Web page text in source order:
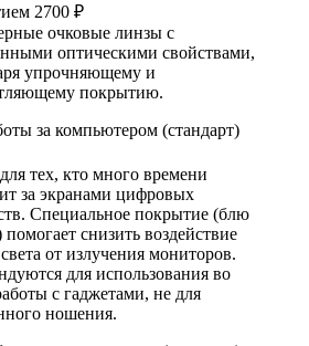
2700 ₽
очковые линзы с
оптическими свойствами,
упрочняющему и
покрытию.
за компьютером (стандарт)
тех, кто много времени
за экранами цифровых
Специальное покрытие (блю
помогает снизить воздействие
от излучения мониторов.
для использования во
с гаджетами, не для
ношения.